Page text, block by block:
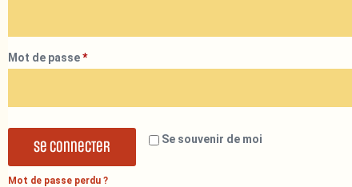
Mot de passe*
Se souvenir de moi
Se connecter
Mot de passe perdu ?